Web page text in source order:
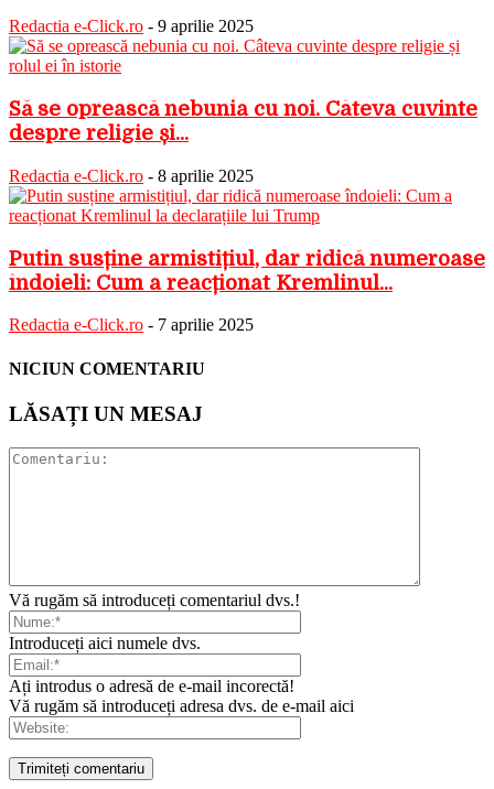
Redactia e-Click.ro - 9 aprilie 2025
Să se oprească nebunia cu noi. Câteva cuvinte
despre religie și...
Redactia e-Click.ro - 8 aprilie 2025
Putin susține armistițiul, dar ridică numeroase
îndoieli: Cum a reacționat Kremlinul...
Redactia e-Click.ro - 7 aprilie 2025
NICIUN COMENTARIU
LĂSAȚI UN MESAJ
Vă rugăm să introduceți comentariul dvs.!
Introduceți aici numele dvs.
Ați introdus o adresă de e-mail incorectă!
Vă rugăm să introduceți adresa dvs. de e-mail aici